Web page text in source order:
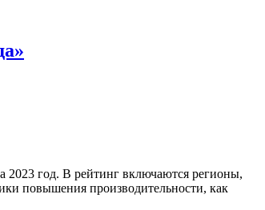
2023 год. В рейтинг включаются регионы,
повышения производительности, как